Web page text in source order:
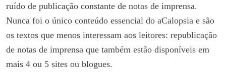
ruído de publicação constante de notas de imprensa.
Nunca foi o único conteúdo essencial do aCalopsia e são
os textos que menos interessam aos leitores: republicação
de notas de imprensa que também estão disponíveis em
mais 4 ou 5 sites ou blogues.